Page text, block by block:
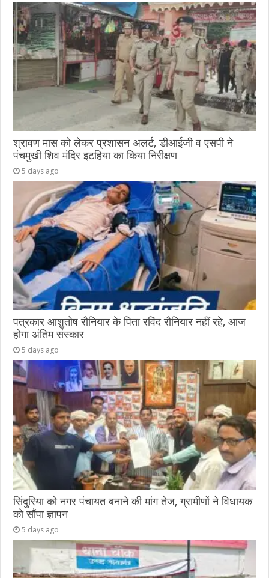
श्रावण मास को लेकर प्रशासन अलर्ट, डीआईजी व एसपी ने
पंचमुखी शिव मंदिर इटहिया का किया निरीक्षण
5 days ago
पत्रकार आशुतोष रौनियार के पिता रविंद रौनियार नहीं रहे, आज
होगा अंतिम संस्कार
5 days ago
सिंदुरिया को नगर पंचायत बनाने की मांग तेज, ग्रामीणों ने विधायक
को सौंपा ज्ञापन
5 days ago